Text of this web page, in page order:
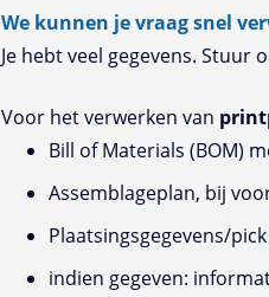
We kunnen je vraag snel
Je hebt veel gegevens. Stuur
Voor het verwerken van
Bill of Materials (BOM)
Assemblageplan, bij
Plaatsingsgegevens/
indien gegeven: